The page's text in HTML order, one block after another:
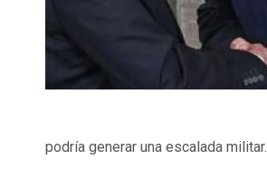
podría generar una escalada militar.